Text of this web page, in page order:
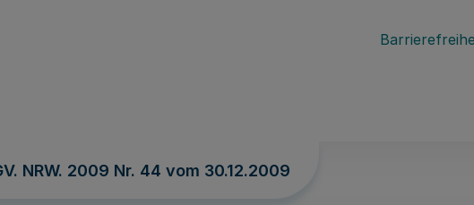
NRW. 2009 Nr. 44 vom 30.12.2009